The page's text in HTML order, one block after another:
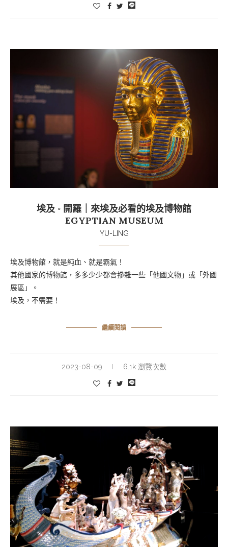
埃及 ◦ 開羅｜來埃及必看的埃及博物館
EGYPTIAN MUSEUM
YU-LING
埃及博物館，就是純血、就是霸氣！
其他國家的博物館，多多少少都會摻雜一些「他國文物」或「外國
展區」。
埃及，不需要！
繼續閱讀
2023-08-09 6.1k 瀏覽次數